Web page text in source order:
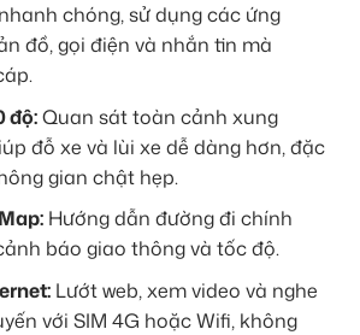
nhanh chóng, sử dụng các ứng
đồ, gọi điện và nhắn tin mà
độ:Quan sát toàn cảnh xung
đỗ xe và lùi xe dễ dàng hơn, đặc
gian chật hẹp.
Hướng dẫn đường đi chính
báo giao thông và tốc độ.
Lướt web, xem video và nghe
với SIM 4G hoặc Wifi, không